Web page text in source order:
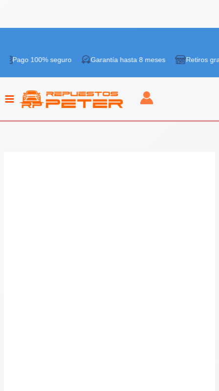
contenido
100% seguro Garantía hasta 8 meses Retiros gratis en